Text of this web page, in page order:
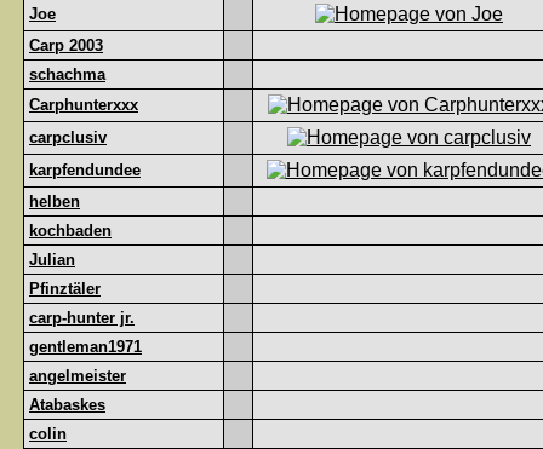
Joe
Carp 2003
schachma
Carphunterxxx
carpclusiv
karpfendundee
helben
kochbaden
Julian
Pfinztäler
carp-hunter jr.
gentleman1971
angelmeister
Atabaskes
colin